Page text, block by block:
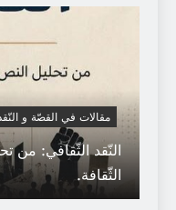
مقالات في القصّة و
النّقد الثّقافي: من
الثّقافة.
لماذا لا تكذب
الصهيوني ؟